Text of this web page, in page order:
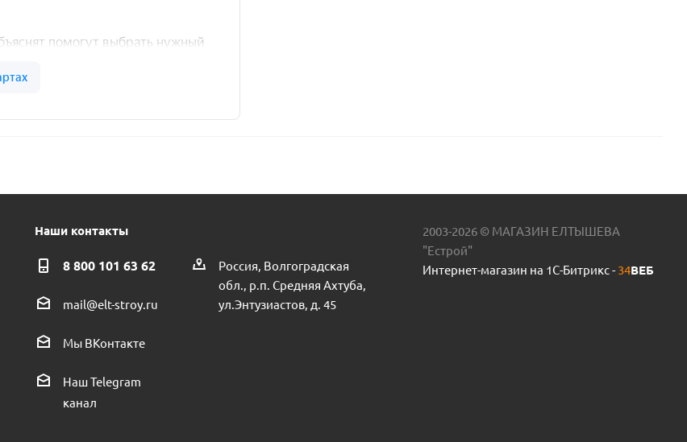
Наши контакты
8 800 101 63 62
mail@elt-stroy.ru
Мы ВКонтакте
Наш Telegram
канал
Россия, Волгоградская
обл., р.п. Средняя Ахтуба,
ул.Энтузиастов, д. 45
2003-2026 © МАГАЗИН ЕЛТЫШЕВА
"Естрой"
Интернет-магазин на 1С-Битрикс - 34ВЕБ